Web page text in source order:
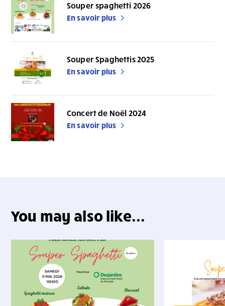
Souper spaghetti 2026
En savoir plus
Souper Spaghettis 2025
En savoir plus
Concert de Noël 2024
En savoir plus
You may also like...